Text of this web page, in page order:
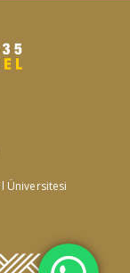
Üniversitesi